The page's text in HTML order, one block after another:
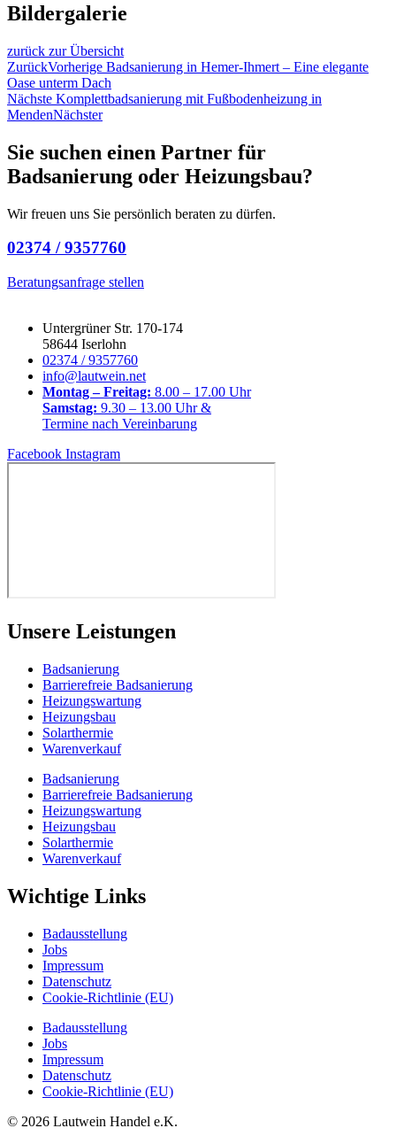
Bildergalerie
zurück zur Übersicht
ZurückVorherige Badsanierung in Hemer-Ihmert – Eine elegante
Oase unterm Dach
Nächste Komplettbadsanierung mit Fußbodenheizung in
MendenNächster
Sie suchen einen Partner für
Badsanierung oder Heizungsbau?
Wir freuen uns Sie persönlich beraten zu dürfen.
02374 / 9357760
Beratungsanfrage stellen
Untergrüner Str. 170-174
58644 Iserlohn
02374 / 9357760
info@lautwein.net
Montag – Freitag: 8.00 – 17.00 Uhr
Samstag: 9.30 – 13.00 Uhr &
Termine nach Vereinbarung
Facebook Instagram
Unsere Leistungen
Badsanierung
Barrierefreie Badsanierung
Heizungswartung
Heizungsbau
Solarthermie
Warenverkauf
Badsanierung
Barrierefreie Badsanierung
Heizungswartung
Heizungsbau
Solarthermie
Warenverkauf
Wichtige Links
Badausstellung
Jobs
Impressum
Datenschutz
Cookie-Richtlinie (EU)
Badausstellung
Jobs
Impressum
Datenschutz
Cookie-Richtlinie (EU)
© 2026 Lautwein Handel e.K.